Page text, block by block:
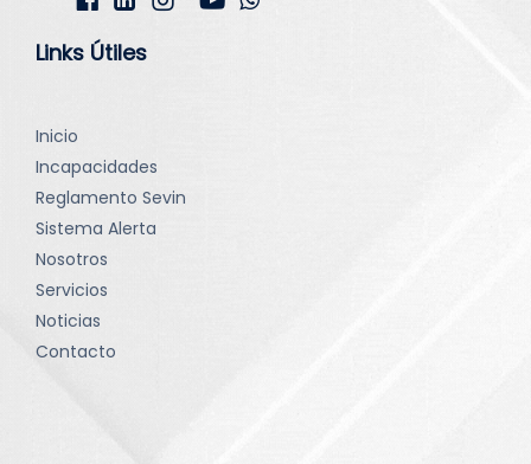
Links Útiles
Inicio
Incapacidades
Reglamento Sevin
Sistema Alerta
Nosotros
Servicios
Noticias
Contacto